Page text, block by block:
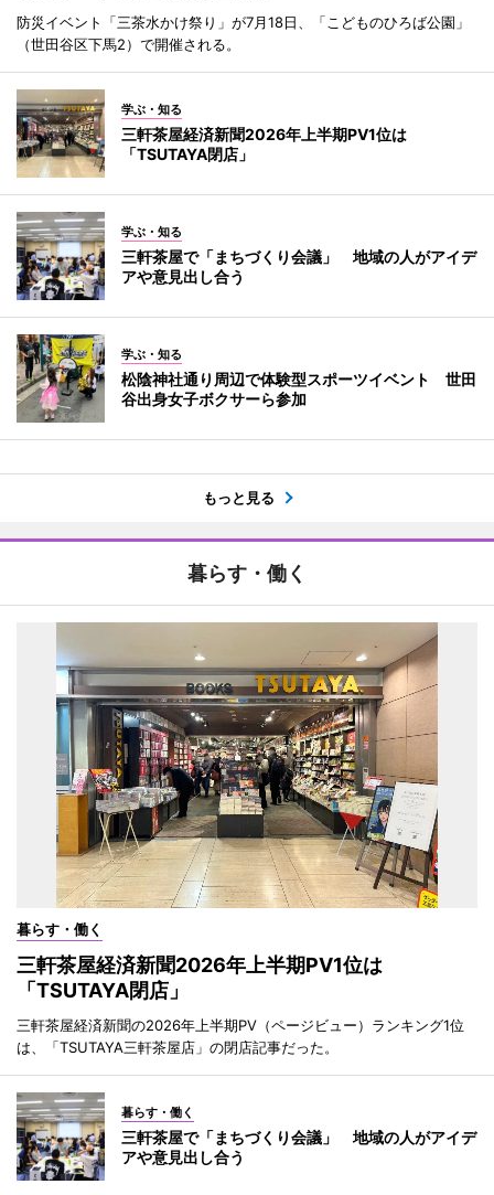
防災イベント「三茶水かけ祭り」が7月18日、「こどものひろば公園」
（世田谷区下馬2）で開催される。
学ぶ・知る
三軒茶屋経済新聞2026年上半期PV1位は
「TSUTAYA閉店」
学ぶ・知る
三軒茶屋で「まちづくり会議」 地域の人がアイデ
アや意見出し合う
学ぶ・知る
松陰神社通り周辺で体験型スポーツイベント 世田
谷出身女子ボクサーら参加
もっと見る
暮らす・働く
暮らす・働く
三軒茶屋経済新聞2026年上半期PV1位は
「TSUTAYA閉店」
三軒茶屋経済新聞の2026年上半期PV（ページビュー）ランキング1位
は、「TSUTAYA三軒茶屋店」の閉店記事だった。
暮らす・働く
三軒茶屋で「まちづくり会議」 地域の人がアイデ
アや意見出し合う